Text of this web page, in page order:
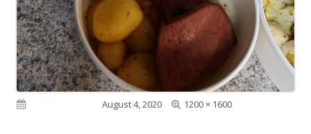
Veröffentlicht amAugust 4, 2020
Volle
1200 × 1600